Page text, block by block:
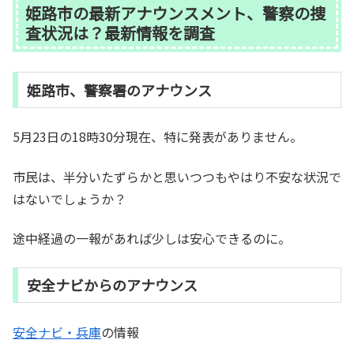
姫路市の最新アナウンスメント、警察の捜
査状況は？最新情報を調査
姫路市、警察署のアナウンス
5月23日の18時30分現在、特に発表がありません。
市民は、半分いたずらかと思いつつもやはり不安な状況で
はないでしょうか？
途中経過の一報があれば少しは安心できるのに。
安全ナビからのアナウンス
安全ナビ・兵庫の情報